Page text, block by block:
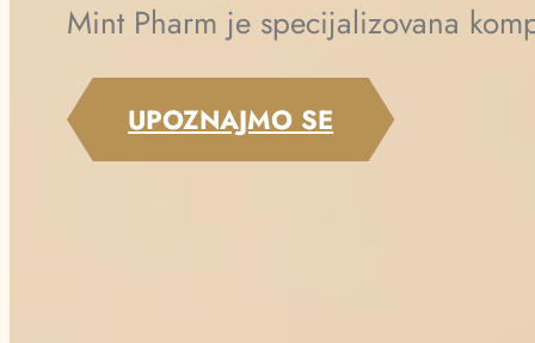
Mint Pharm je specijalizovana
UPOZNAJMO SE